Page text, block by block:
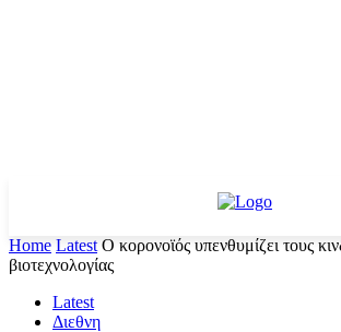
Home Latest O κορονοϊός υπενθυμίζει τους
βιοτεχνολογίας
Latest
Διεθνη